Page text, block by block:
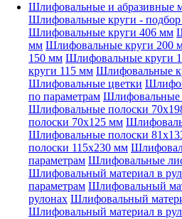
Шлифовальные и абразивные
Шлифовальные круги - подбор
Шлифовальные круги 406 мм
мм Шлифовальные круги 200
150 мм Шлифовальные круги
круги 115 мм Шлифовальные
Шлифовальные цветки
по параметрам Шлифовальные
Шлифовальные полоски
полоски 70x125 мм
Шлифовальные полоски
полоски 115x230 мм
параметрам Шлифовальные
Шлифовальный материал в
параметрам Шлифовальный
рулонах Шлифовальный
Шлифовальный материал в